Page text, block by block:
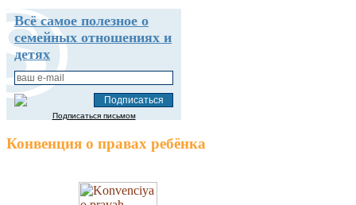
Всё самое полезное о
семейных отношениях и
детях
Подписаться письмом
Конвенция о правах ребёнка